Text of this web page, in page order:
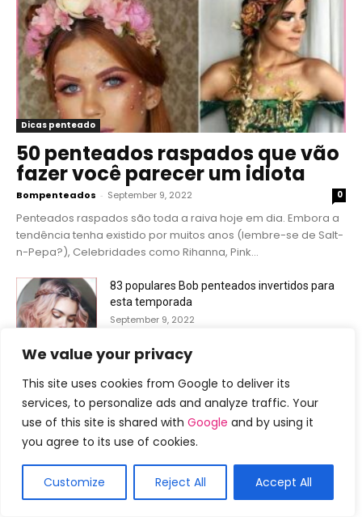
We value your privacy
This site uses cookies from Google to deliver its
services, to personalize ads and analyze traffic. Your
use of this site is shared with Google and by using it
you agree to its use of cookies.
Customize Reject All Accept All
Dicas penteado
50 penteados raspados que vão
fazer você parecer um idiota
Bompenteados - September 9, 2022 0
Penteados raspados são toda a raiva hoje em dia. Embora a
tendência tenha existido por muitos anos (lembre-se de Salt-
n-Pepa?), Celebridades como Rihanna, Pink...
83 populares Bob penteados invertidos para
esta temporada
September 9, 2022
57 dos penteados mais doces que sua filha é
certa amar
September 9, 2022
86 Bob assimétrico popular e legal